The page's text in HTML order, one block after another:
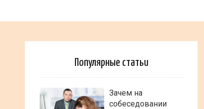
Популярные статьи
Зачем на
собеседовании